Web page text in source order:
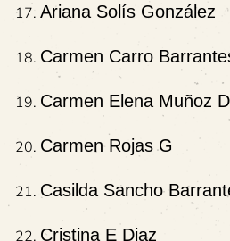
Ariana Solís González
Carmen Carro
Carmen Elena Muñoz
Carmen Rojas G
Casilda Sancho
Cristina E Diaz